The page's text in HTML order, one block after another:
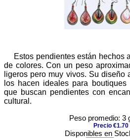
Estos pendientes están hechos
de colores. Con un peso
ligeros pero muy vivos. Su diseño
los hacen ideales para
que buscan pendientes con
cultural.
Peso promedio: 3
Precio €1.70
Disponibles en